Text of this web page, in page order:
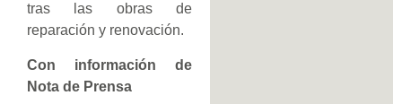
tras las obras de
reparación y renovación.
Con información de
Nota de Prensa